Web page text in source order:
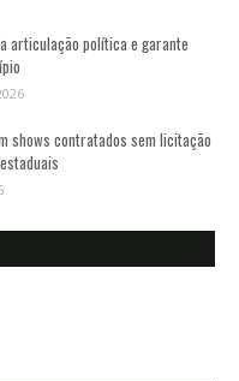
articulação política e garante
shows contratados sem licitação